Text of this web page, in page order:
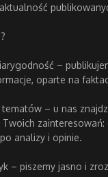
–
oparte na
tematów – u nas
zainteresowań:
analizy i opinie.
– piszemy jasno i